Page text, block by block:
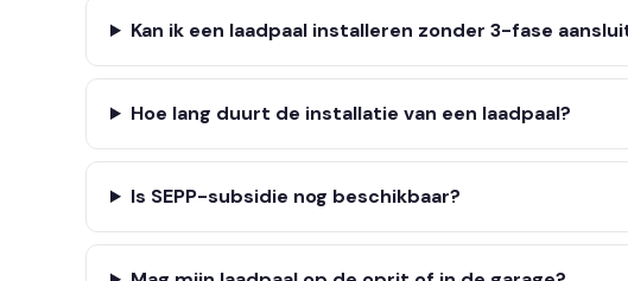
Kan ik een laadpaal installeren zonder 3-fase
Hoe lang duurt de installatie van een laadpaal?
Is SEPP-subsidie nog beschikbaar?